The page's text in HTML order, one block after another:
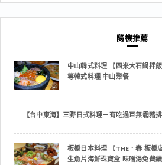
隨機推薦
中山韓式料理 【四米大石鍋拌
等韓式料理 中山聚餐
【台中東海】三野日式料理－有吃過巨無霸豬
板橋日本料理 【THE．春 板橋
生魚片海鮮珠寶盒 味噌湯免費